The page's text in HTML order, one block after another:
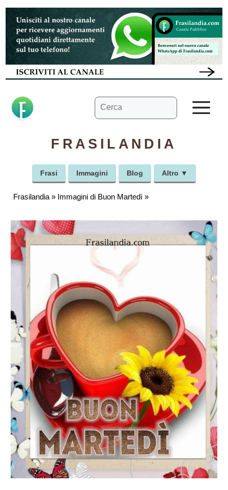
Vai
contenuto
Ricerca
per:
FRASILANDIA
Frasi Immagini Blog Altro ▼
Frasilandia » Immagini di Buon Martedì »